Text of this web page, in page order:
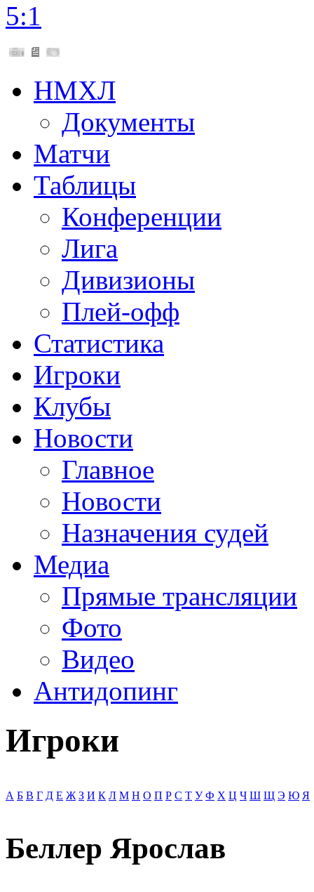
5:1
НМХЛ
Документы
Матчи
Таблицы
Конференции
Лига
Дивизионы
Плей-офф
Статистика
Игроки
Клубы
Новости
Главное
Новости
Назначения судей
Медиа
Прямые трансляции
Фото
Видео
Антидопинг
Игроки
А Б В Г Д Е Ж З И К Л М Н О П Р С Т У Ф Х Ц Ч Ш Щ Э Ю Я
Беллер Ярослав